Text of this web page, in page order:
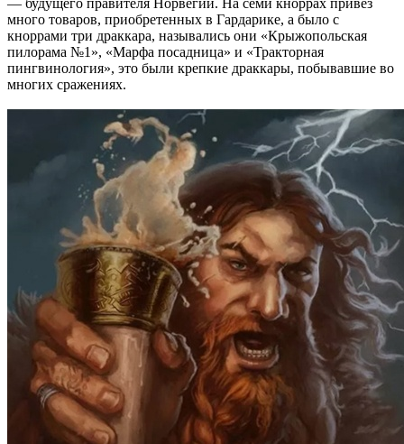
много товаров, приобретенных в Гардарике, а было с
кноррами три драккара, назывались они «Крыжопольская
пилорама №1», «Марфа посадница» и «Тракторная
пингвинология», это были крепкие драккары, побывавшие во
многих сражениях.